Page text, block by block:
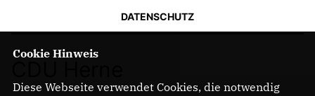
DATENSCHUTZ
Cookie Hinweis
Diese Webseite verwendet Cookies, die notwendig